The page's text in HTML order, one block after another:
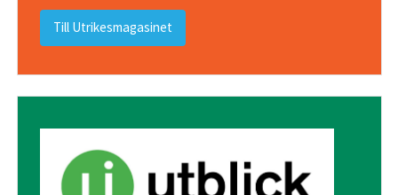
Till Utrikesmagasinet